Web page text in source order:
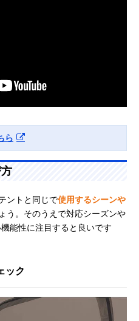
ら
ントと同じで使用するシーンや
う。そのうえで対応シーズンや
能性に注目すると良いです
ック